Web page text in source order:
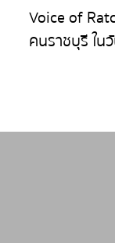
Voice of
คนราชบุรี ใน